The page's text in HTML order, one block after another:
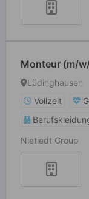
Monteur (m/
Lüdinghausen
Vollzeit
Nietiedt Group